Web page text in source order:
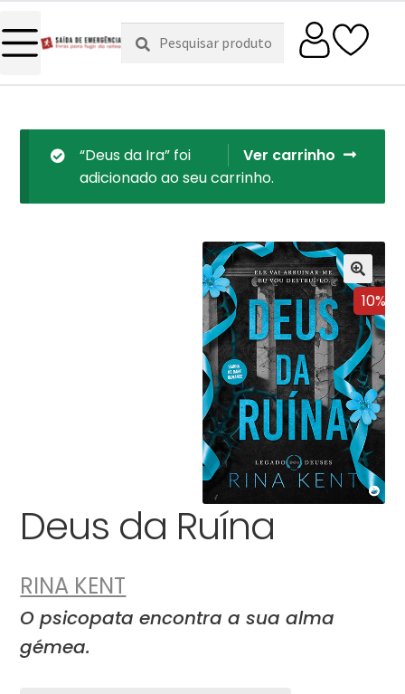
Pesquisar
por:
Pesquisa
Ver carrinho
“Deus da Ira” foi
adicionado ao seu carrinho.
10%
Deus da Ruína
RINA KENT
O psicopata encontra a sua alma
gémea.